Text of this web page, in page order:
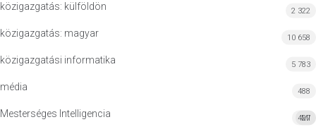
közigazgatás: külföldön 2 322
közigazgatás: magyar 10 658
közigazgatási informatika 5 783
média 488
Mesterséges Intelligencia MI
427